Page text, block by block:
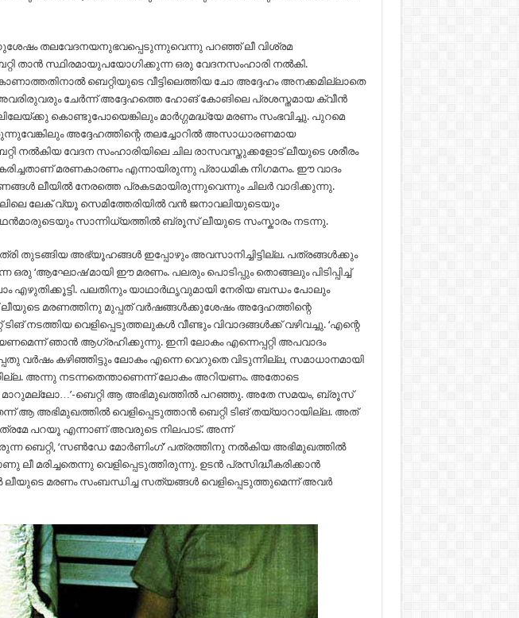
തലവേദനയനുഭവപ്പെടുന്നുവെന്നു പറഞ്ഞ് ലീ വിശ്രമ
താൻ സ്ഥിരമായുപയോഗിക്കുന്ന ഒരു വേദനസംഹാരി നൽകി.
ബെറ്റിയുടെ വീട്ടിലെത്തിയ ചോ അദ്ദേഹം അനക്കമില്ലാതെ
ചേർന്ന് അദ്ദേഹത്തെ ഹോങ് കോങിലെ പ്രശസ്തമായ ക്വീൻ
കൊണ്ടുപോയെങ്കിലും മാർഗ്ഗമദ്ധ്യേ മരണം സംഭവിച്ചു. പുറമെ
അദ്ദേഹത്തിന്റെ തലച്ചോറിൽ അസാധാരണമായ
നൽകിയ വേദന സംഹാരിയിലെ ചില രാസവസ്തുക്കളോട് ലീയുടെ ശരീരം
മരണകാരണം എന്നായിരുന്നു പ്രാധമിക നിഗമനം. ഈ വാദം
ലീയിൽ നേരത്തെ പ്രകടമായിരുന്നുവെന്നും ചിലർ വാദിക്കുന്നു.
ലേക് വ്യൂ സെമിത്തേരിയിൽ വൻ ജനാവലിയുടെയും
സാന്നിധ്യത്തിൽ ബ്രൂസ് ലീയുടെ സംസ്കാരം നടന്നു.
തുടങ്ങിയ അഭ്യൂഹങ്ങൾ ഇപ്പോഴും അവസാനിച്ചിട്ടില്ല. പത്രങ്ങൾക്കും
ഒരു ‘ആഘോഷ’മായി ഈ മരണം. പലരും പൊടിപ്പും തൊങ്ങലും പിടിപ്പിച്ച്
എഴുതിക്കൂട്ടി. പലതിനും യാഥാർഥൃവുമായി നേരിയ ബന്ധം പോലും
മരണത്തിനു മുപ്പത് വർഷങ്ങൾക്കുശേഷം അദ്ദേഹത്തിന്റെ
നടത്തിയ വെളിപ്പെടുത്തലുകൾ വീണ്ടും വിവാദങ്ങൾക്ക് വഴിവച്ചു. ‘എന്റെ
ഞാൻ ആഗ്രഹിക്കുന്നു. ഇനി ലോകം എന്നെപ്പറ്റി അപവാദം
വർഷം കഴിഞ്ഞിട്ടും ലോകം എന്നെ വെറുതെ വിടുന്നില്ല, സമാധാനമായി
അന്നു നടന്നതെന്താണെന്ന് ലോകം അറിയണം. അതോടെ
മാറുമല്ലോ…’-ബെറ്റി ആ അഭിമുഖത്തിൽ പറഞ്ഞു. അതേ സമയം, ബ്രൂസ്
ആ അഭിമുഖത്തിൽ വെളിപ്പെടുത്താൻ ബെറ്റി ടിങ് തയ്യാറായില്ല. അത്
പറയൂ എന്നാണ് അവരുടെ നിലപാട്. അന്ന്
ബെറ്റി, ‘സൺഡേ മോർണിംഗ്’ പത്രത്തിനു നൽകിയ അഭിമുഖത്തിൽ
ലീ മരിച്ചതെന്നു വെളിപ്പെടുത്തിരുന്നു. ഉടൻ പ്രസിദ്ധീകരിക്കാൻ
ലീയുടെ മരണം സംബന്ധിച്ച സത്യങ്ങൾ വെളിപ്പെടുത്തുമെന്ന് അവർ